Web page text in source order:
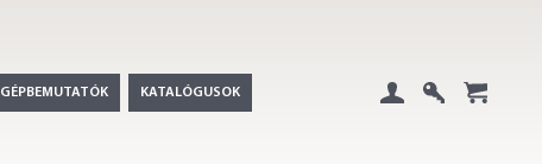
GÉPBEMUTATÓK KATALÓGUSOK